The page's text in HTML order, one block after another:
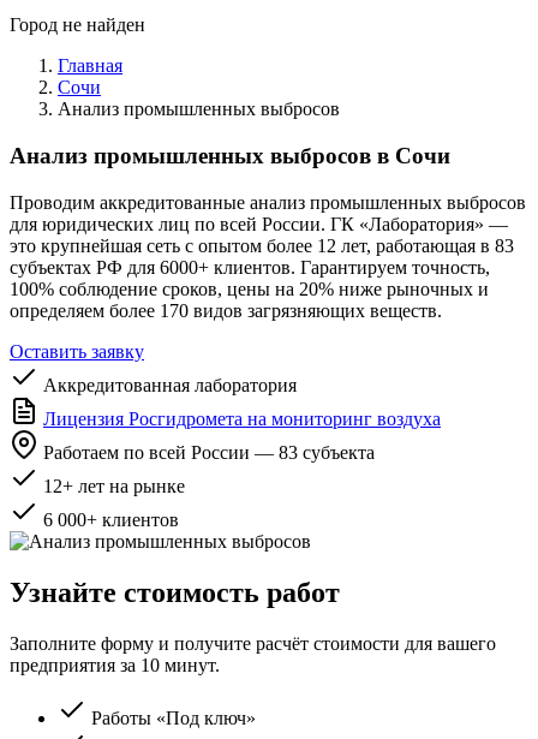
Город не найден
Главная
Сочи
Анализ промышленных выбросов
Анализ промышленных выбросов в Сочи
Проводим аккредитованные анализ промышленных выбросов
для юридических лиц по всей России. ГК «Лаборатория» —
это крупнейшая сеть с опытом более 12 лет, работающая в 83
субъектах РФ для 6000+ клиентов. Гарантируем точность,
100% соблюдение сроков, цены на 20% ниже рыночных и
определяем более 170 видов загрязняющих веществ.
Оставить заявку
Аккредитованная лаборатория
Лицензия Росгидромета на мониторинг воздуха
Работаем по всей России — 83 субъекта
12+ лет на рынке
6 000+ клиентов
Узнайте стоимость работ
Заполните форму и получите расчёт стоимости для вашего
предприятия за 10 минут.
Работы «Под ключ»